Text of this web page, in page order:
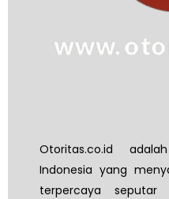
Otoritas.co.id
Indonesia yang
terpercaya seputar